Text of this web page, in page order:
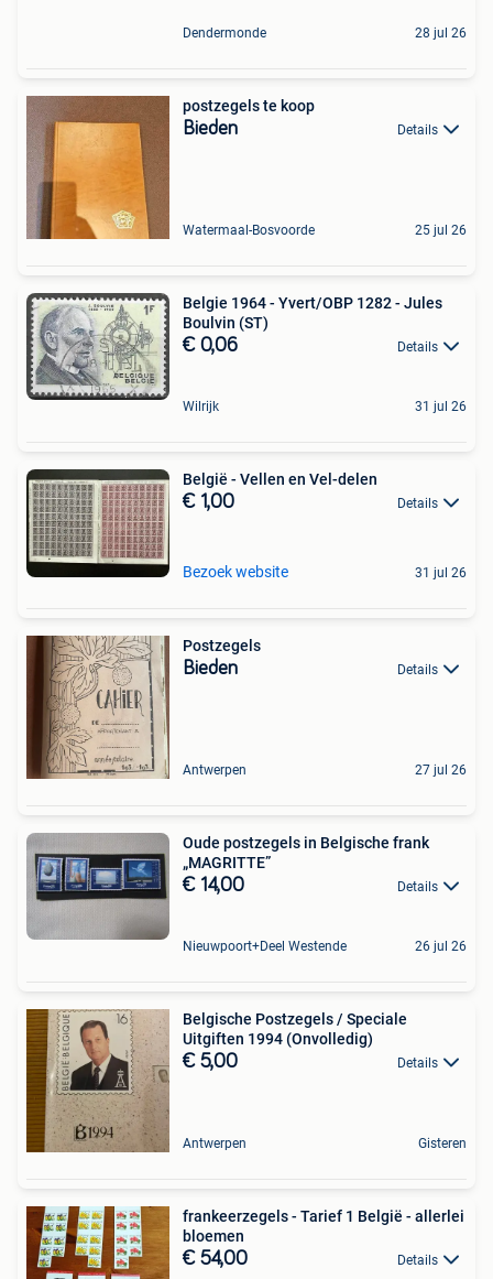
Dendermonde 28 jul 26
postzegels te koop
Bieden Details
Watermaal-Bosvoorde 25 jul 26
Belgie 1964 - Yvert/OBP 1282 - Jules
Boulvin (ST)
€ 0,06 Details
Wilrijk 31 jul 26
België - Vellen en Vel-delen
€ 1,00 Details
Bezoek website 31 jul 26
Postzegels
Bieden Details
Antwerpen 27 jul 26
Oude postzegels in Belgische frank
„MAGRITTE”
€ 14,00 Details
Nieuwpoort+Deel Westende 26 jul 26
Belgische Postzegels / Speciale
Uitgiften 1994 (Onvolledig)
€ 5,00 Details
Antwerpen Gisteren
frankeerzegels - Tarief 1 België - allerlei
bloemen
€ 54,00 Details